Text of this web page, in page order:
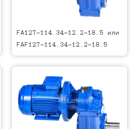
FA127-114.34-12.2-18.5 или
FAF127-114.34-12.2-18.5